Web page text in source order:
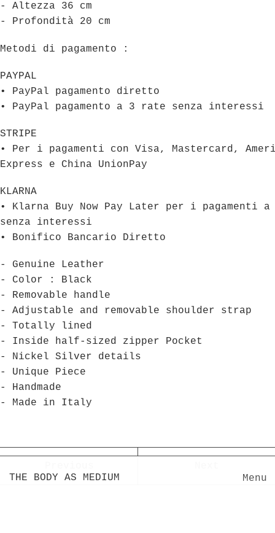
THE BODY AS MEDIUM Menu
- Altezza 36 cm
- Profondità 20 cm
Metodi di pagamento :
PAYPAL
• PayPal pagamento diretto
• PayPal pagamento a 3 rate senza interessi
STRIPE
• Per i pagamenti con Visa, Mastercard,
Express e China UnionPay
KLARNA
• Klarna Buy Now Pay Later per i pagamenti a
senza interessi
• Bonifico Bancario Diretto
- Genuine Leather
- Color : Black
- Removable handle
- Adjustable and removable shoulder strap
- Totally lined
- Inside half-sized zipper Pocket
- Nickel Silver details
- Unique Piece
- Handmade
- Made in Italy